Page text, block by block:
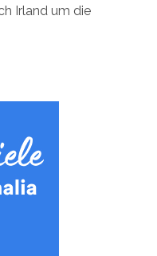
Irland um die